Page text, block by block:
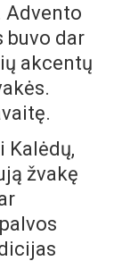
Advento
buvo dar
akcentų
Kalėdų,
žvakę